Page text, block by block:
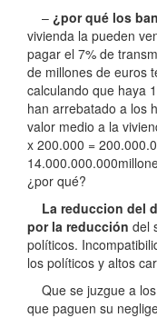
– ¿por qué los
vivienda la pueden
pagar el 7% de
de millones de euros
calculando que haya
han arrebatado a los
valor medio a la
x 200.000 =
¿por qué?
La reduccion del
por la reducción del
políticos.
los políticos y altos
Que se juzgue a
que paguen su